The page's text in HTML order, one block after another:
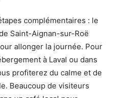
complémentaires : le
Saint-Aignan-sur-Roë
allonger la journée. Pour
à Laval ou dans
profiterez du calme et de
Beaucoup de visiteurs